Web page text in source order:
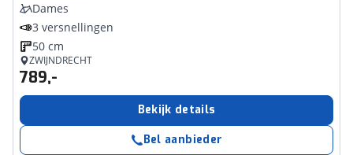
Dames
3 versnellingen
50 cm
ZWIJNDRECHT
789,-
Bekijk details
Bel aanbieder